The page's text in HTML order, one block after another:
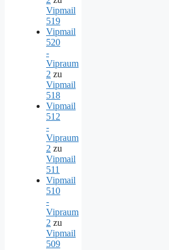
Vipmail
519
Vipmail
520
-
Vipraum
2 zu
Vipmail
518
Vipmail
512
-
Vipraum
2 zu
Vipmail
511
Vipmail
510
-
Vipraum
2 zu
Vipmail
509